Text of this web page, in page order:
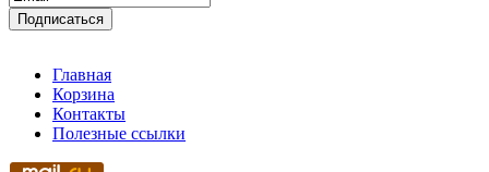
Главная
Корзина
Контакты
Полезные ссылки